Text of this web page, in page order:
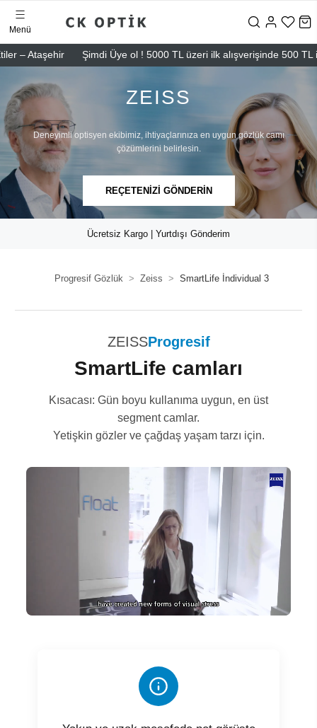
Şimdi Üye ol ! 5000 TL üzeri ilk alışverişinde 500 TL indirim
Menü
ZEISS
Deneyimli optisyen ekibimiz, ihtiyaçlarınıza en uygun gözlük camı
çözümlerini belirlesin.
REÇETENİZİ GÖNDERİN
Ücretsiz Kargo | Yurtdışı Gönderim
Progresif Gözlük Zeiss SmartLife İndividual 3
ZEISSProgresif
SmartLife camları
Kısacası: Gün boyu kullanıma uygun, en üst
segment camlar.
Yetişkin gözler ve çağdaş yaşam tarzı için.